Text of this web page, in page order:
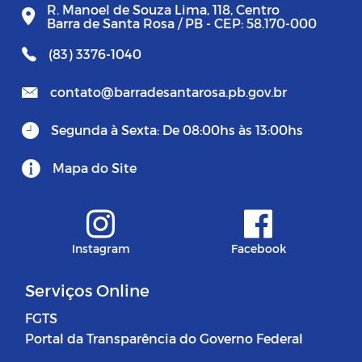
R. Manoel de Souza Lima, 118, Centro
Barra de Santa Rosa / PB - CEP: 58.170-000
(83) 3376-1040
contato@barradesantarosa.pb.gov.br
Segunda à Sexta: De 08:00hs às 13:00hs
Mapa do Site
Instagram Facebook
Serviços Online
FGTS
Portal da Transparência do Governo Federal